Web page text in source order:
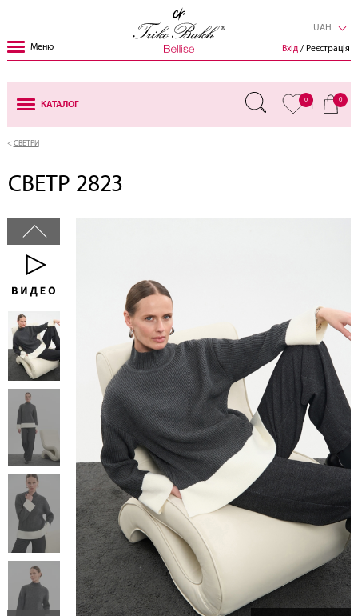
UAH
Меню
КАТАЛОГ
0 0
Вхід / Реєстрація
СВЕТРИ
СВЕТР 2823